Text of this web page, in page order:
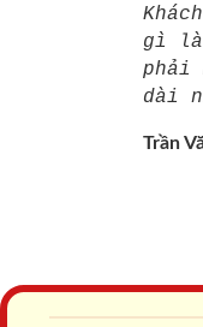
gì là
phải
dài
Trần